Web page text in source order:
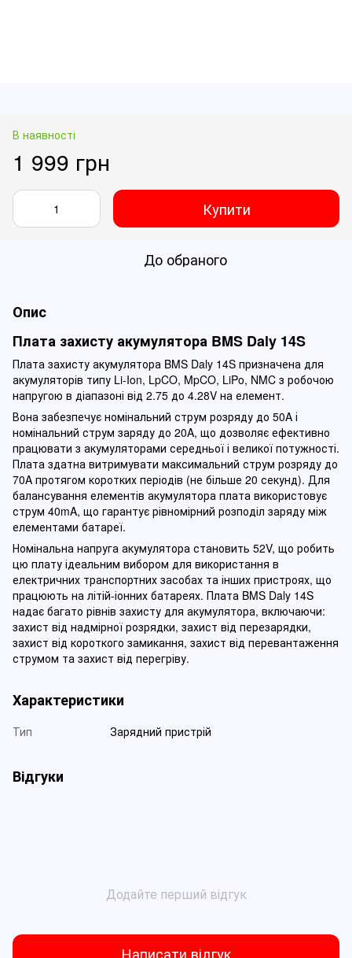
В наявності
1 999 грн
Купити
До обраного
Опис
Плата захисту акумулятора BMS Daly 14S
Плата захисту акумулятора BMS Daly 14S призначена для
акумуляторів типу Li-Ion, LpCO, MpCO, LiPo, NMC з робочою
напругою в діапазоні від 2.75 до 4.28V на елемент.
Вона забезпечує номінальний струм розряду до 50A і
номінальний струм заряду до 20A, що дозволяє ефективно
працювати з акумуляторами середньої і великої потужності.
Плата здатна витримувати максимальний струм розряду до
70A протягом коротких періодів (не більше 20 секунд). Для
балансування елементів акумулятора плата використовує
струм 40mA, що гарантує рівномірний розподіл заряду між
елементами батареї.
Номінальна напруга акумулятора становить 52V, що робить
цю плату ідеальним вибором для використання в
електричних транспортних засобах та інших пристроях, що
працюють на літій-іонних батареях. Плата BMS Daly 14S
надає багато рівнів захисту для акумулятора, включаючи:
захист від надмірної розрядки, захист від перезарядки,
захист від короткого замикання, захист від перевантаження
струмом та захист від перегріву.
Характеристики
Тип Зарядний пристрій
Відгуки
Додайте перший відгук
Написати відгук